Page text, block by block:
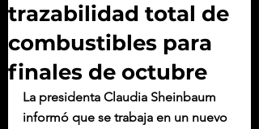
trazabilidad total de
combustibles para
finales de octubre
La presidenta Claudia Sheinbaum
informó que se trabaja en un nuevo